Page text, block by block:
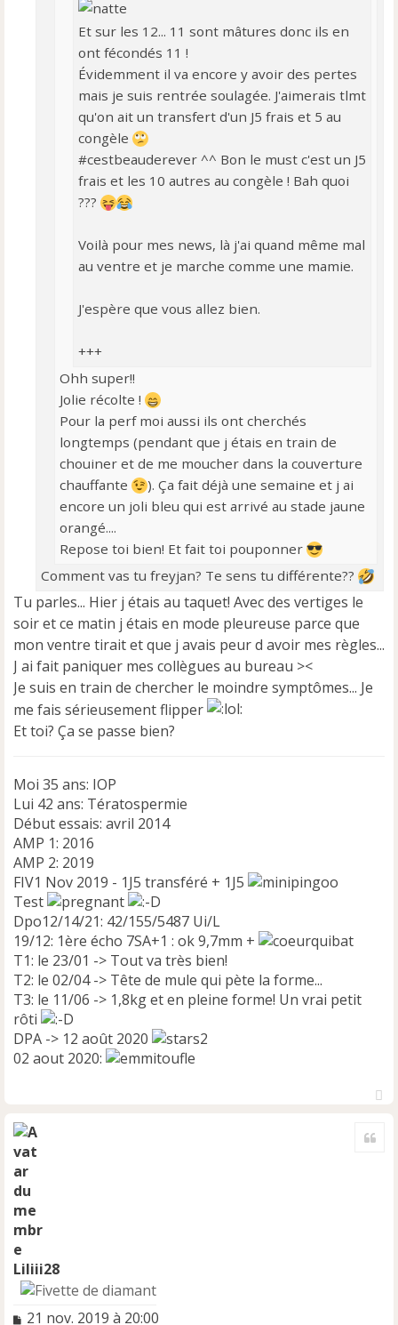
Et sur les 12... 11 sont mâtures donc ils en
ont fécondés 11 !
Évidemment il va encore y avoir des pertes
mais je suis rentrée soulagée. J'aimerais tlmt
qu'on ait un transfert d'un J5 frais et 5 au
congèle
#cestbeauderever ^^ Bon le must c'est un J5
frais et les 10 autres au congèle ! Bah quoi
???
Voilà pour mes news, là j'ai quand même mal
au ventre et je marche comme une mamie.
J'espère que vous allez bien.
+++
Ohh super!!
Jolie récolte !
Pour la perf moi aussi ils ont cherchés
longtemps (pendant que j étais en train de
chouiner et de me moucher dans la couverture
chauffante
). Ça fait déjà une semaine et j ai
encore un joli bleu qui est arrivé au stade jaune
orangé....
Repose toi bien! Et fait toi pouponner
Comment vas tu freyjan? Te sens tu différente??
Tu parles... Hier j étais au taquet! Avec des vertiges le
soir et ce matin j étais en mode pleureuse parce que
mon ventre tirait et que j avais peur d avoir mes règles...
J ai fait paniquer mes collègues au bureau ><
Je suis en train de chercher le moindre symptômes... Je
me fais sérieusement flipper
Et toi? Ça se passe bien?
Moi 35 ans: IOP
Lui 42 ans: Tératospermie
Début essais: avril 2014
AMP 1: 2016
AMP 2: 2019
FIV1 Nov 2019 - 1J5 transféré + 1J5
Test
Dpo12/14/21: 42/155/5487 Ui/L
19/12: 1ère écho 7SA+1 : ok 9,7mm +
T1: le 23/01 -> Tout va très bien!
T2: le 02/04 -> Tête de mule qui pète la forme...
T3: le 11/06 -> 1,8kg et en pleine forme! Un vrai petit
rôti
DPA -> 12 août 2020
02 aout 2020:
Liliii28
M
21 nov. 2019 à 20:00